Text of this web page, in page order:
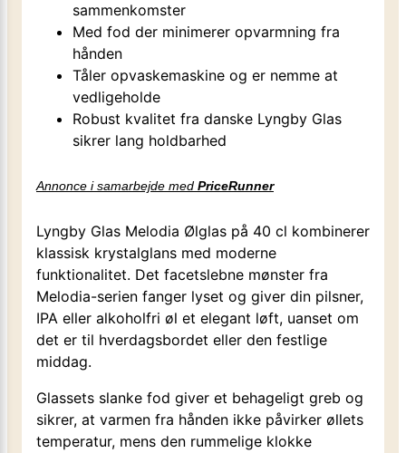
sammenkomster
Med fod der minimerer opvarmning fra
hånden
Tåler opvaskemaskine og er nemme at
vedligeholde
Robust kvalitet fra danske Lyngby Glas
sikrer lang holdbarhed
Annonce i samarbejde med PriceRunner
Lyngby Glas Melodia Ølglas på 40 cl kombinerer
klassisk krystalglans med moderne
funktionalitet. Det facetslebne mønster fra
Melodia-serien fanger lyset og giver din pilsner,
IPA eller alkoholfri øl et elegant løft, uanset om
det er til hverdagsbordet eller den festlige
middag.
Glassets slanke fod giver et behageligt greb og
sikrer, at varmen fra hånden ikke påvirker øllets
temperatur, mens den rummelige klokke